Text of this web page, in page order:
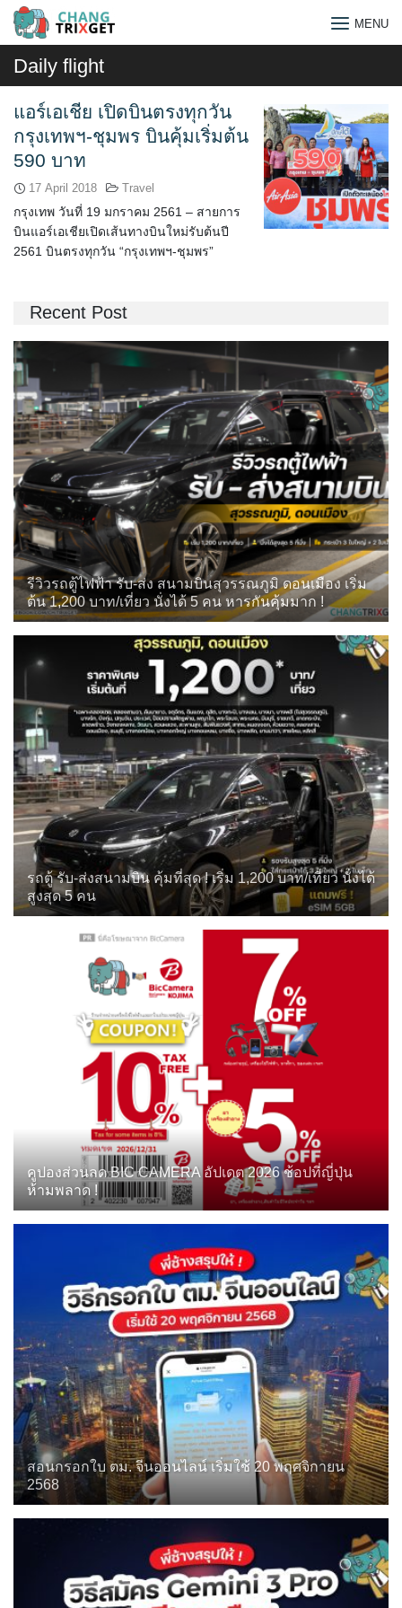
Skip
content
Search
for:
MENU
Daily flight
แอร์เอเชีย เปิดบินตรงทุกวัน
กรุงเทพฯ-ชุมพร บินคุ้มเริ่มต้น
590 บาท
17 April 2018 Travel
กรุงเทพ วันที่ 19 มกราคม 2561 – สายการ
บินแอร์เอเชียเปิดเส้นทางบินใหม่รับต้นปี
2561 บินตรงทุกวัน “กรุงเทพฯ-ชุมพร”
Recent Post
รีวิวรถตู้ไฟฟ้า รับ-ส่ง สนามบินสุวรรณภูมิ ดอนเมือง เริ่ม
ต้น 1,200 บาท/เที่ยว นั่งได้ 5 คน หารกันคุ้มมาก !
รถตู้ รับ-ส่งสนามบิน คุ้มที่สุด ! เริ่ม 1,200 บาท/เที่ยว นั่งได้
สูงสุด 5 คน
คูปองส่วนลด BIC CAMERA อัปเดต 2026 ช้อปที่ญี่ปุ่น
ห้ามพลาด !
สอนกรอกใบ ตม. จีนออนไลน์ เริ่มใช้ 20 พฤศจิกายน
2568